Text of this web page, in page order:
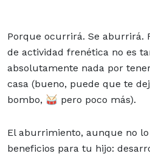
Porque ocurrirá. Se aburrirá.
de actividad frenética no es
absolutamente nada por
casa (bueno, puede que te
bombo, 🥁 pero poco más).
El aburrimiento, aunque no
beneficios para tu hijo: